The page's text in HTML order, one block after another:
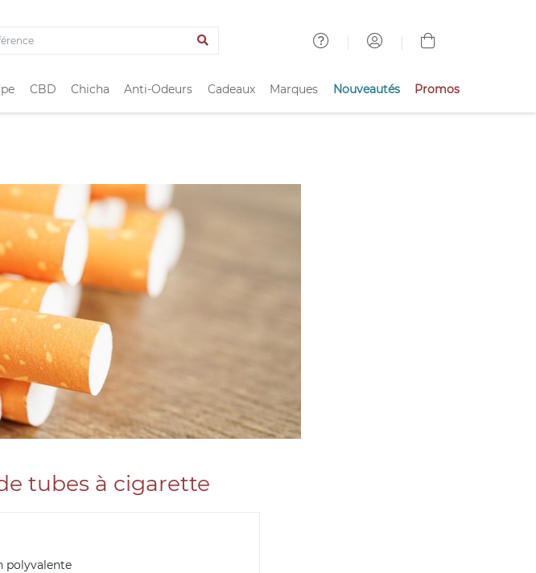
CBD Chicha Anti-Odeurs Cadeaux Marques Nouveautés Promos
tubes à cigarette
polyvalente